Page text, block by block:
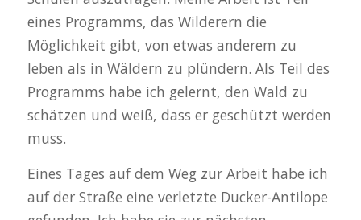
eines Programms, das Wilderern die
Möglichkeit gibt, von etwas anderem zu
leben als in Wäldern zu plündern. Als Teil des
Programms habe ich gelernt, den Wald zu
schätzen und weiß, dass er geschützt werden
muss.
Eines Tages auf dem Weg zur Arbeit habe ich
auf der Straße eine verletzte Ducker-Antilope